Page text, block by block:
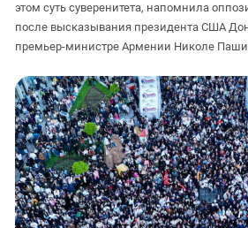
этом суть суверенитета, напомнила
после высказывания президента США
премьер-министре Армении Николе